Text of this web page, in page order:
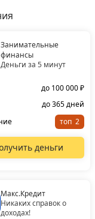
Занимательные
финансы
Деньги за 5 минут
до 100 000 ₽
до 365 дней
топ
деньги
Макс.Кредит
Никаких справок о
доходах!